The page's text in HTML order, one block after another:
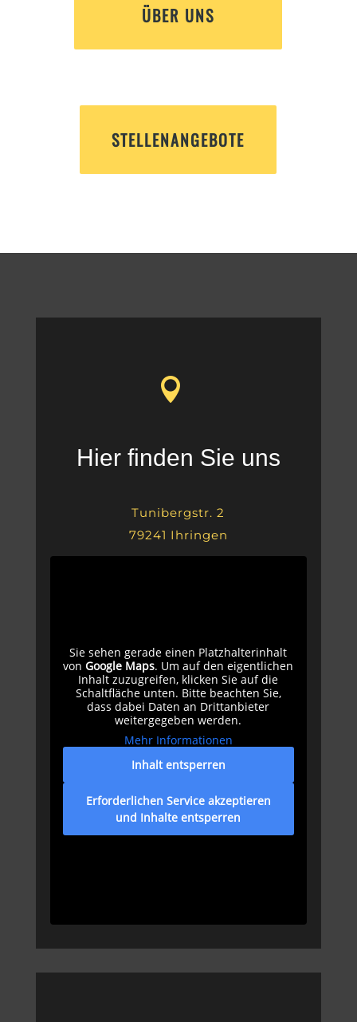
ÜBER UNS
STELLENANGEBOTE
Hier finden Sie uns
Tunibergstr. 2
79241 Ihringen
Sie sehen gerade einen Platzhalterinhalt
vonGoogle Maps. Um auf den eigentlichen
Inhalt zuzugreifen, klicken Sie auf die
Schaltfläche unten. Bitte beachten Sie,
dass dabei Daten an Drittanbieter
weitergegeben werden.
Mehr Informationen
Inhalt entsperren
Erforderlichen Service akzeptieren
und Inhalte entsperren